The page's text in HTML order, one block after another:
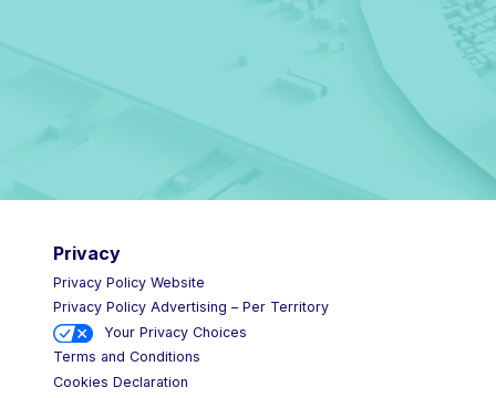
Privacy
Privacy Policy Website
Privacy Policy Advertising – Per Territory
Your Privacy Choices
Terms and Conditions
Cookies Declaration